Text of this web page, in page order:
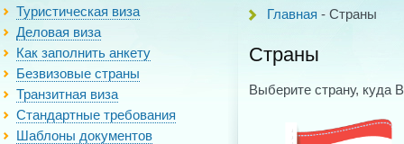
Туристическая виза
Деловая виза
Как заполнить анкету
Безвизовые страны
Транзитная виза
Стандартные требования
Шаблоны документов
Главная - Страны
Страны
Выберите страну, куда